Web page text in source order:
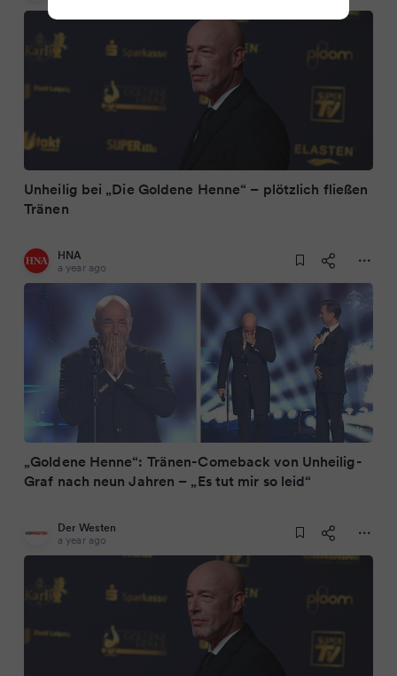
Unheilig bei „Die Goldene Henne“ – plötzlich fließen
Tränen
HNA
a year ago
„Goldene Henne“: Tränen-Comeback von Unheilig-
Graf nach neun Jahren – „Es tut mir so leid“
Der Westen
a year ago